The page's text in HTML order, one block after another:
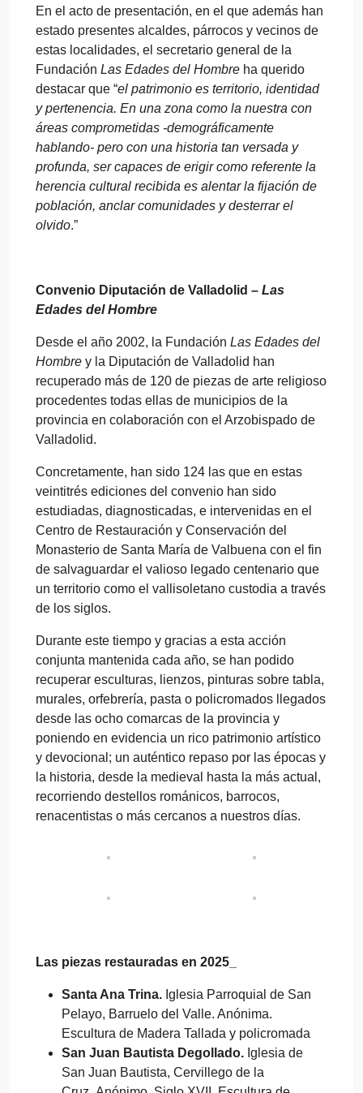
En el acto de presentación, en el que además han
estado presentes alcaldes, párrocos y vecinos de
estas localidades, el secretario general de la
Fundación Las Edades del Hombre ha querido
destacar que “el patrimonio es territorio, identidad
y pertenencia. En una zona como la nuestra con
áreas comprometidas -demográficamente
hablando- pero con una historia tan versada y
profunda, ser capaces de erigir como referente la
herencia cultural recibida es alentar la fijación de
población, anclar comunidades y desterrar el
olvido.”
Convenio Diputación de Valladolid – Las
Edades del Hombre
Desde el año 2002, la Fundación Las Edades del
Hombre y la Diputación de Valladolid han
recuperado más de 120 de piezas de arte religioso
procedentes todas ellas de municipios de la
provincia en colaboración con el Arzobispado de
Valladolid.
Concretamente, han sido 124 las que en estas
veintitrés ediciones del convenio han sido
estudiadas, diagnosticadas, e intervenidas en el
Centro de Restauración y Conservación del
Monasterio de Santa María de Valbuena con el fin
de salvaguardar el valioso legado centenario que
un territorio como el vallisoletano custodia a través
de los siglos.
Durante este tiempo y gracias a esta acción
conjunta mantenida cada año, se han podido
recuperar esculturas, lienzos, pinturas sobre tabla,
murales, orfebrería, pasta o policromados llegados
desde las ocho comarcas de la provincia y
poniendo en evidencia un rico patrimonio artístico
y devocional; un auténtico repaso por las épocas y
la historia, desde la medieval hasta la más actual,
recorriendo destellos románicos, barrocos,
renacentistas o más cercanos a nuestros días.
Las piezas restauradas en 2025_
Santa Ana Trina. Iglesia Parroquial de San
Pelayo, Barruelo del Valle. Anónima.
Escultura de Madera Tallada y policromada
San Juan Bautista Degollado. Iglesia de
San Juan Bautista, Cervillego de la